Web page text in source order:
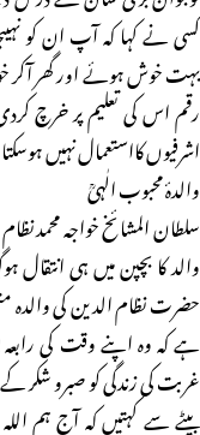
کسی نے کہا کہ آپ ان کو
بہت خوش ہوئے اور گھر آکر
رقم اس کی تعلیم پر خرچ
اشرفیوں کااستعمال نہیں
والدۂ محبوب الٰہیؒ
سلطان المشائخ خواجہ محمد
والد کا بچپن میں ہی
حضرت نظام الدین کی والدہ
ہے کہ وہ اپنے وقت کی
غربت کی زندگی کو صبرو شکر
بیٹے سے کہتیں کہ آج ہم